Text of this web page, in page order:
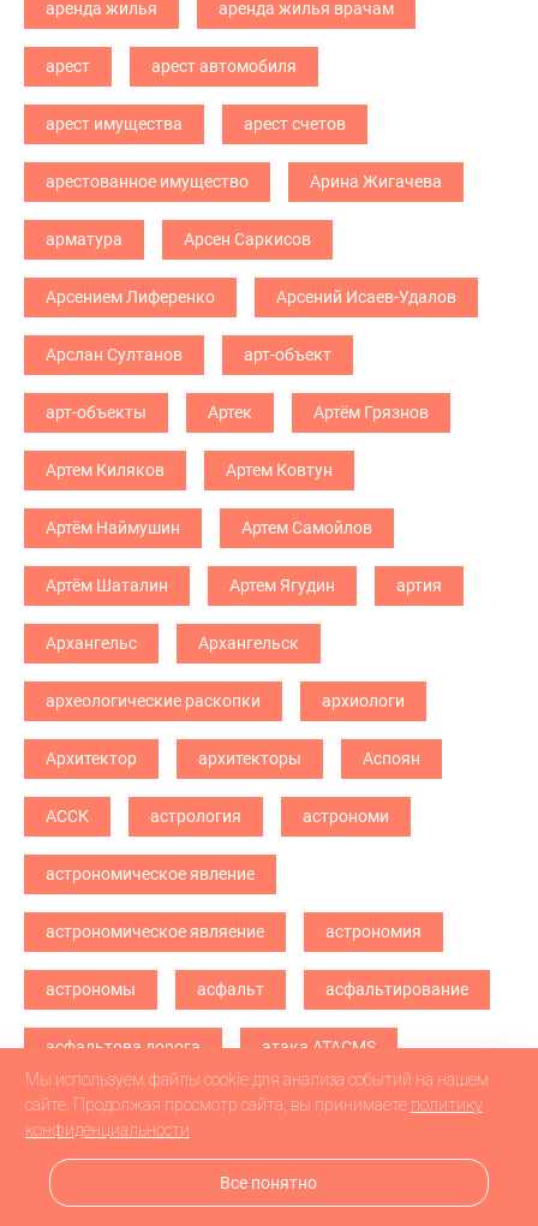
аренда жилья аренда жилья врачам
арест арест автомобиля
арест имущества арест счетов
арестованное имущество Арина Жигачева
арматура Арсен Саркисов
Арсением Лиференко Арсений Исаев-Удалов
Арслан Султанов арт-объект
арт-объекты Артек Артём Грязнов
Артем Киляков Артем Ковтун
Артём Наймушин Артем Самойлов
Артём Шаталин Артем Ягудин артия
Архангельс Архангельск
археологические раскопки архиологи
Архитектор архитекторы Аспоян
АССК астрология астрономи
астрономическое явление
астрономическое являение астрономия
астрономы асфальт асфальтирование
асфальтова дорога атака ATACMS
атака БПЛА атака дронв атака дронов
атака дронов БПЛА атака дронов\
Мы используем файлы cookie для анализа событий на нашем
сайте. Продолжая просмотр сайта, вы принимаете политику
конфиденциальности
Все понятно